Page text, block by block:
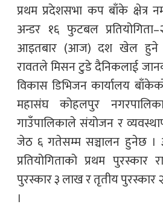
प्रथम प्रदेशसभा कप बाँके क्षेत्र
अन्डर १६ फुटबल
आइतबार (आज) दश खेल हुने
रावतले मिसन टुडे दैनिकलाई
विकास डिभिजन कार्यालय
महासंघ कोहलपुर
गाउँपालिकाले संयोजन र
जेठ ६ गतेसम्म सञ्चालन हुनेछ ।
प्रतियोगिताको प्रथम पुरस्कार
पुरस्कार ३ लाख र तृतीय
।